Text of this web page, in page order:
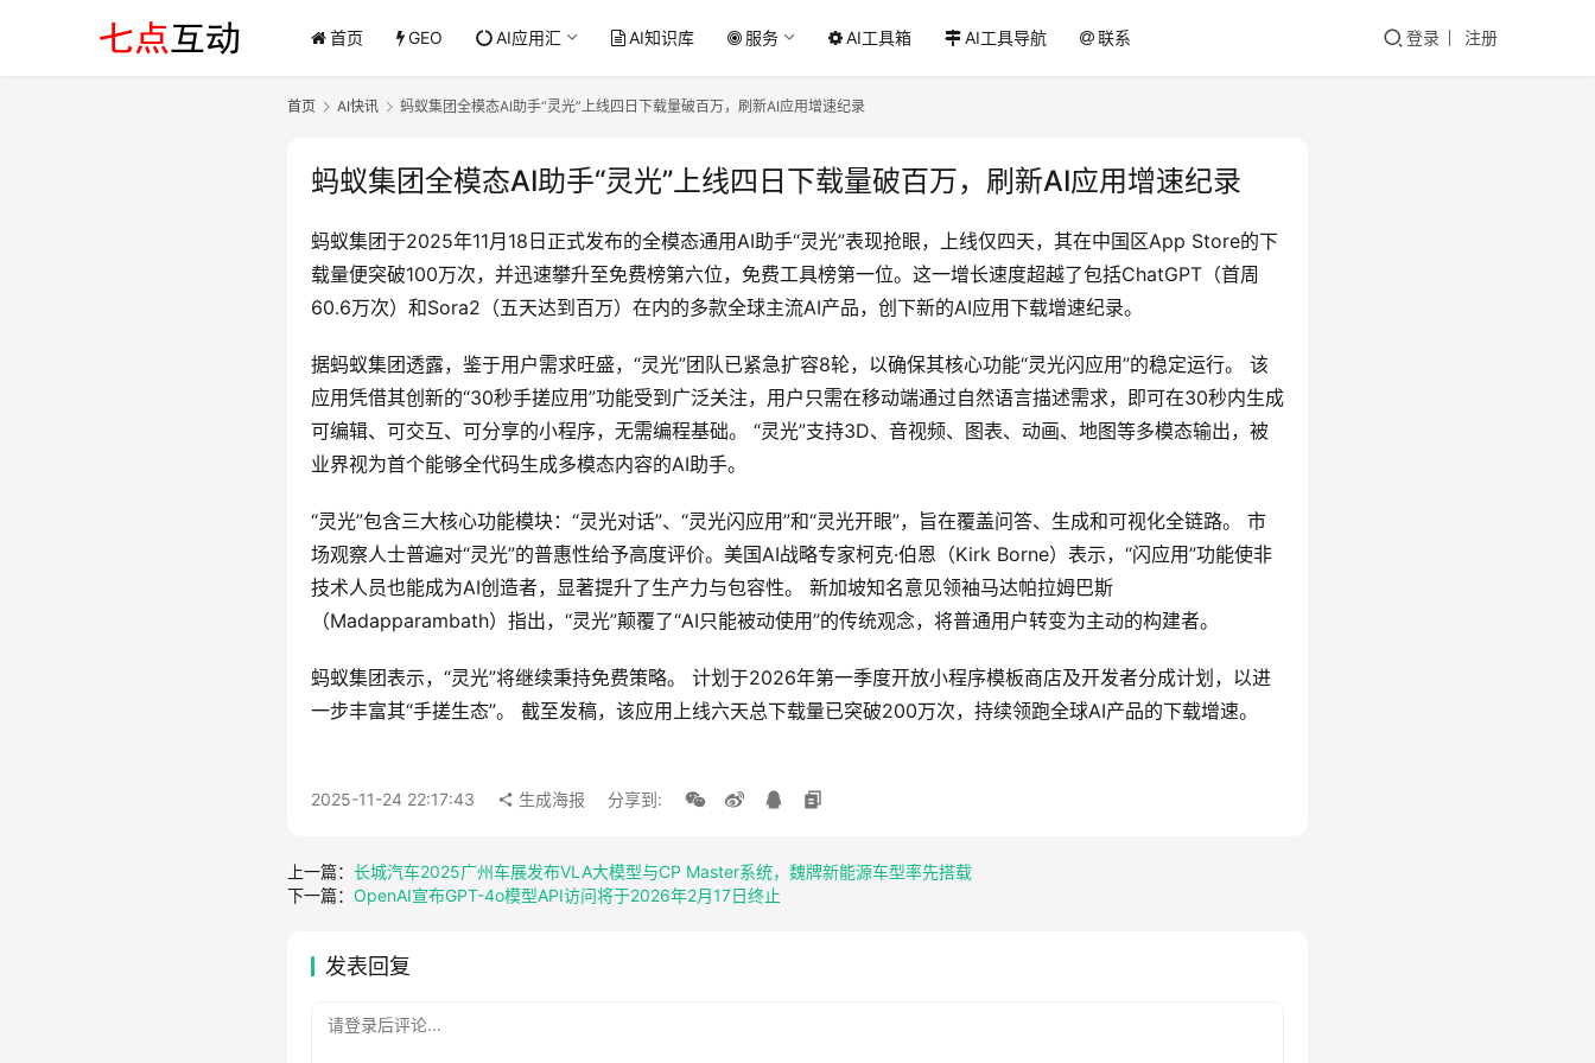
首页 GEO AI应用汇 AI知识库 服务 AI工具箱 AI工具导航 联系 登录 注册
首页 AI快讯 蚂蚁集团全模态AI助手“灵光”上线四日下载量破百万，刷新AI应用增速纪录
蚂蚁集团全模态AI助手“灵光”上线四日下载量破百万，刷新AI应用增速纪录
蚂蚁集团于2025年11月18日正式发布的全模态通用AI助手“灵光”表现抢眼，上线仅四天，其在中国区App Store的下
载量便突破100万次，并迅速攀升至免费榜第六位，免费工具榜第一位。这一增长速度超越了包括ChatGPT（首周
60.6万次）和Sora2（五天达到百万）在内的多款全球主流AI产品，创下新的AI应用下载增速纪录。
据蚂蚁集团透露，鉴于用户需求旺盛，“灵光”团队已紧急扩容8轮，以确保其核心功能“灵光闪应用”的稳定运行。 该
应用凭借其创新的“30秒手搓应用”功能受到广泛关注，用户只需在移动端通过自然语言描述需求，即可在30秒内生成
可编辑、可交互、可分享的小程序，无需编程基础。 “灵光”支持3D、音视频、图表、动画、地图等多模态输出，被
业界视为首个能够全代码生成多模态内容的AI助手。
“灵光”包含三大核心功能模块：“灵光对话”、“灵光闪应用”和“灵光开眼”，旨在覆盖问答、生成和可视化全链路。 市
场观察人士普遍对“灵光”的普惠性给予高度评价。美国AI战略专家柯克·伯恩（Kirk Borne）表示，“闪应用”功能使非
技术人员也能成为AI创造者，显著提升了生产力与包容性。 新加坡知名意见领袖马达帕拉姆巴斯
（Madapparambath）指出，“灵光”颠覆了“AI只能被动使用”的传统观念，将普通用户转变为主动的构建者。
蚂蚁集团表示，“灵光”将继续秉持免费策略。 计划于2026年第一季度开放小程序模板商店及开发者分成计划，以进
一步丰富其“手搓生态”。 截至发稿，该应用上线六天总下载量已突破200万次，持续领跑全球AI产品的下载增速。
2025-11-24 22:17:43 生成海报 分享到:
上一篇： 长城汽车2025广州车展发布VLA大模型与CP Master系统，魏牌新能源车型率先搭载
下一篇： OpenAI宣布GPT-4o模型API访问将于2026年2月17日终止
发表回复
请登录后评论...